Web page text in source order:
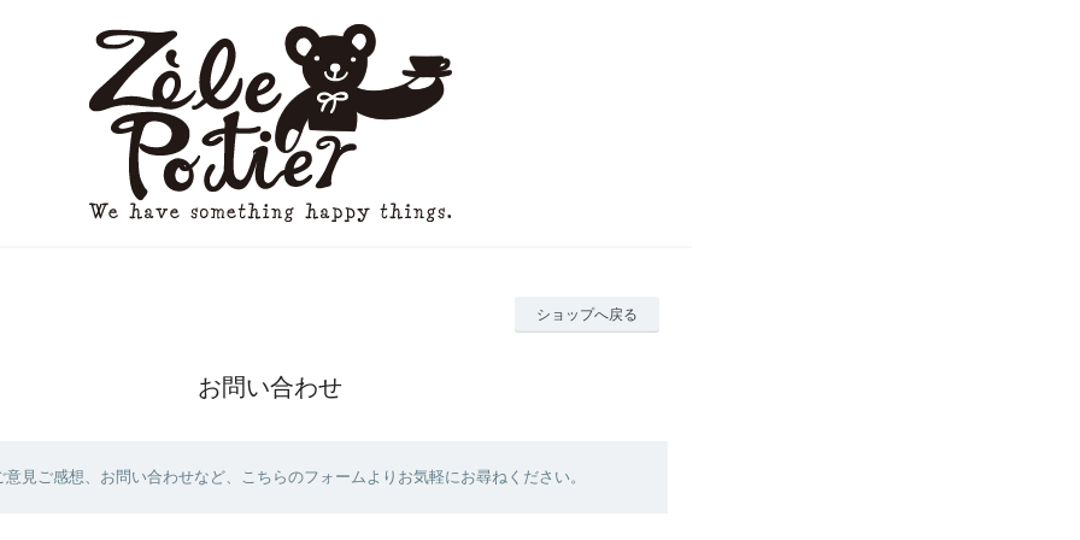
ショップへ戻る
お問い合わせ
見ご感想、お問い合わせなど、こちらのフォームよりお気軽にお尋ねください。